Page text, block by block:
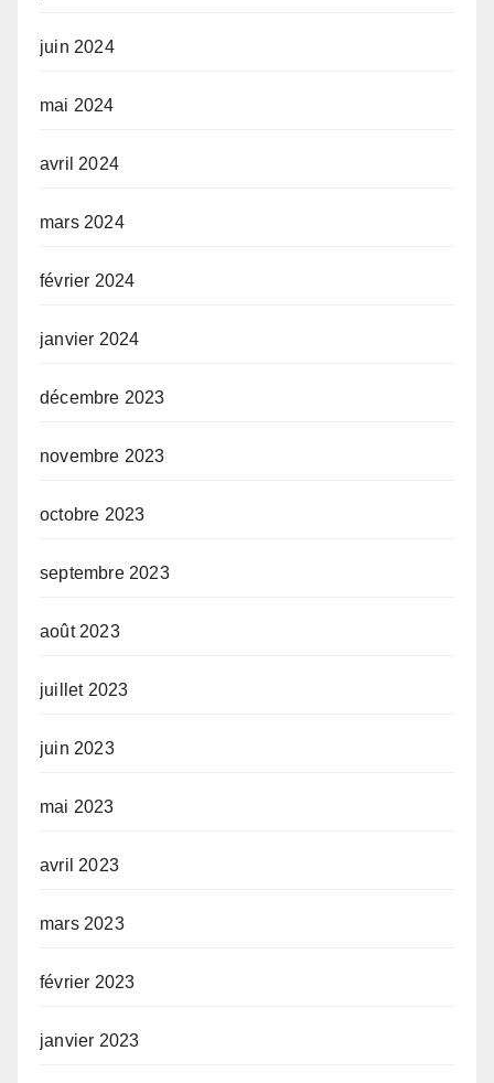
juin 2024
mai 2024
avril 2024
mars 2024
février 2024
janvier 2024
décembre 2023
novembre 2023
octobre 2023
septembre 2023
août 2023
juillet 2023
juin 2023
mai 2023
avril 2023
mars 2023
février 2023
janvier 2023